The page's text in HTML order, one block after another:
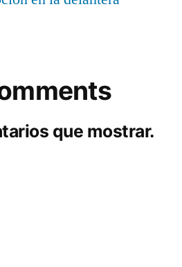
que mostrar.